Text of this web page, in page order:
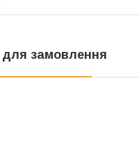
для замовлення